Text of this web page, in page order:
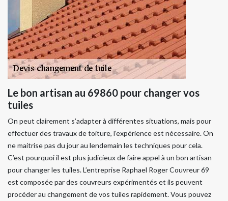
Le bon artisan au 69860 pour changer vos
tuiles
On peut clairement s’adapter à différentes situations, mais pour
effectuer des travaux de toiture, l’expérience est nécessaire. On
ne maitrise pas du jour au lendemain les techniques pour cela.
C’est pourquoi il est plus judicieux de faire appel à un bon artisan
pour changer les tuiles. L’entreprise Raphael Roger Couvreur 69
est composée par des couvreurs expérimentés et ils peuvent
procéder au changement de vos tuiles rapidement. Vous pouvez